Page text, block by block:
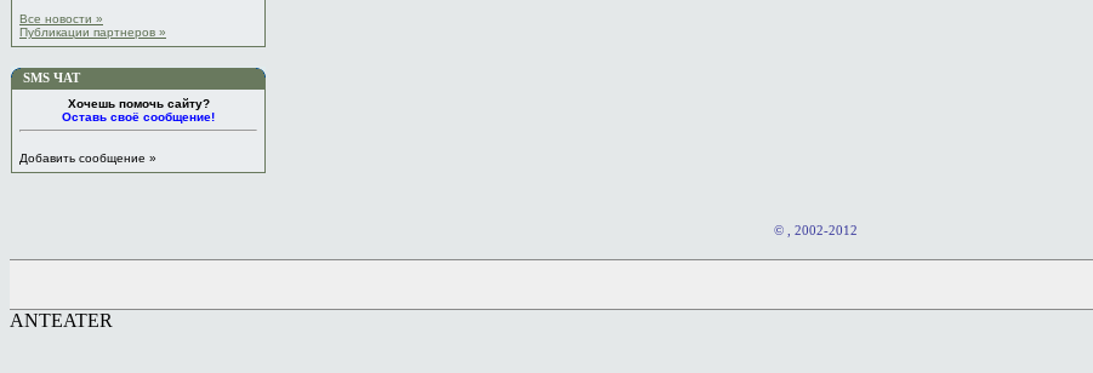
Все новости »
Публикации партнеров »
SMS ЧАТ
Хочешь помочь сайту?
Оставь своё сообщение!
Добавить сообщение »
© , 2002-2012
ANTEATER